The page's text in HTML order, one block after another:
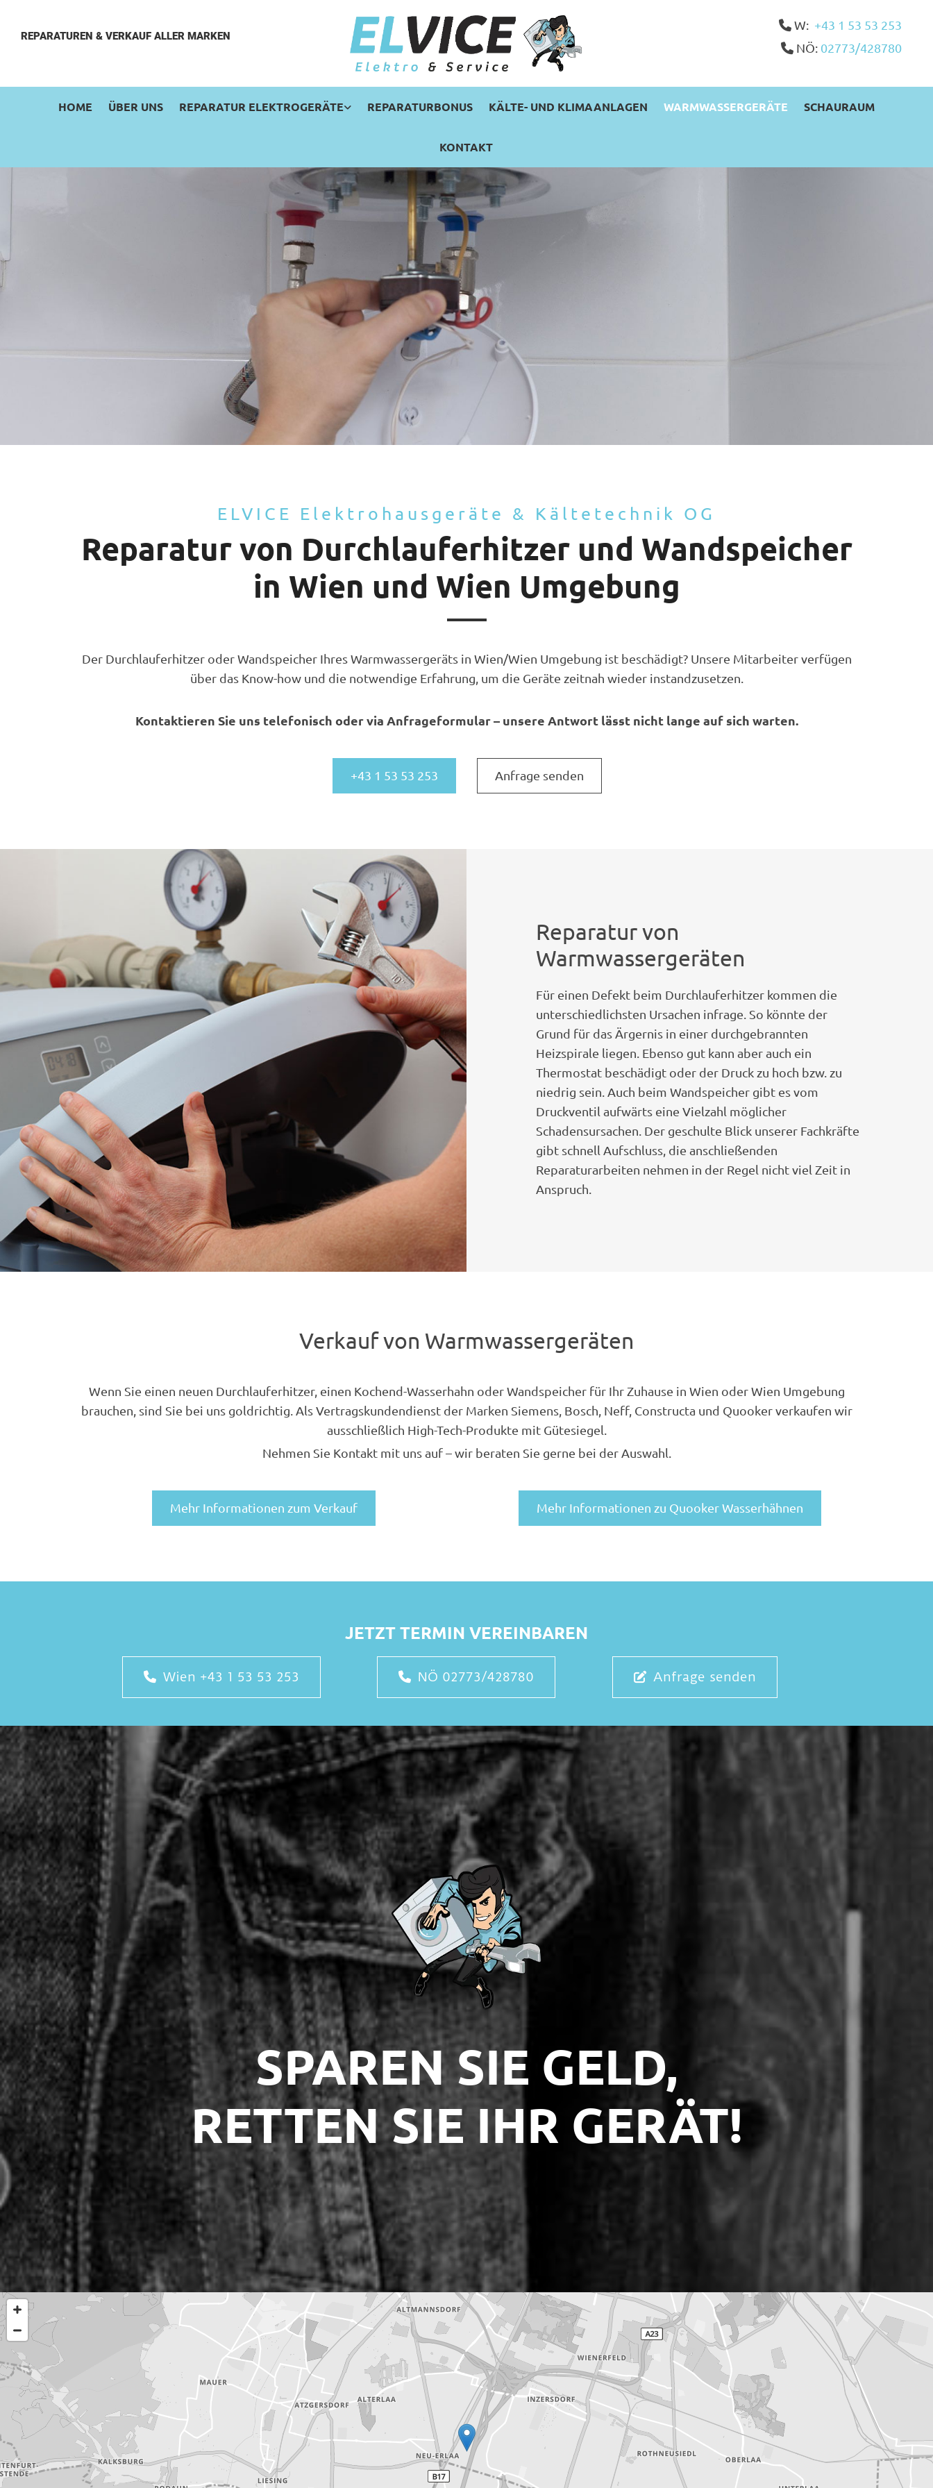
REPARATUREN & VERKAUF ALLER MARKEN
W: +43 1 53 53 253
NÖ: 02773/428780
HOME ÜBER UNS REPARATUR ELEKTROGERÄTE REPARATURBONUS KÄLTE- UND KLIMAANLAGEN WARMWASSERGERÄTE SCHAURAUM
KONTAKT
ELVICE Elektrohausgeräte & Kältetechnik OG
Reparatur von Durchlauferhitzer und Wandspeicher
in Wien und Wien Umgebung
Der Durchlauferhitzer oder Wandspeicher Ihres Warmwassergeräts in Wien/Wien Umgebung ist beschädigt? Unsere Mitarbeiter verfügen
über das Know-how und die notwendige Erfahrung, um die Geräte zeitnah wieder instandzusetzen.
Kontaktieren Sie uns telefonisch oder via Anfrageformular – unsere Antwort lässt nicht lange auf sich warten.
+43 1 53 53 253 Anfrage senden
Reparatur von
Warmwassergeräten
Für einen Defekt beim Durchlauferhitzer kommen die
unterschiedlichsten Ursachen infrage. So könnte der
Grund für das Ärgernis in einer durchgebrannten
Heizspirale liegen. Ebenso gut kann aber auch ein
Thermostat beschädigt oder der Druck zu hoch bzw. zu
niedrig sein. Auch beim Wandspeicher gibt es vom
Druckventil aufwärts eine Vielzahl möglicher
Schadensursachen. Der geschulte Blick unserer Fachkräfte
gibt schnell Aufschluss, die anschließenden
Reparaturarbeiten nehmen in der Regel nicht viel Zeit in
Anspruch.
Verkauf von Warmwassergeräten
Wenn Sie einen neuen Durchlauferhitzer, einen Kochend-Wasserhahn oder Wandspeicher für Ihr Zuhause in Wien oder Wien Umgebung
brauchen, sind Sie bei uns goldrichtig. Als Vertragskundendienst der Marken Siemens, Bosch, Neff, Constructa und Quooker verkaufen wir
ausschließlich High-Tech-Produkte mit Gütesiegel.
Nehmen Sie Kontakt mit uns auf – wir beraten Sie gerne bei der Auswahl.
Mehr Informationen zum Verkauf Mehr Informationen zu Quooker Wasserhähnen
JETZT TERMIN VEREINBAREN
Wien +43 1 53 53 253 NÖ 02773/428780 Anfrage senden
SPAREN SIE GELD,
RETTEN SIE IHR GERÄT!